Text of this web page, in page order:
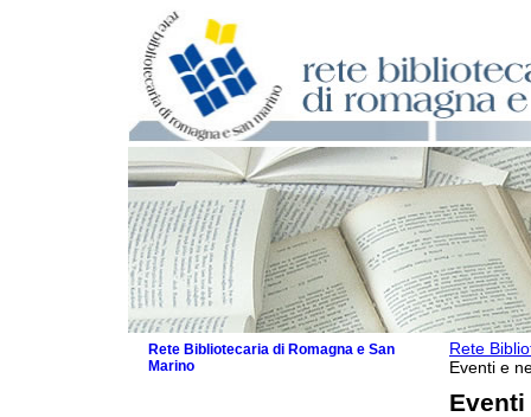
Rete
Eventi e
Eventi
Rete Bibliotecaria di Romagna e San
Marino